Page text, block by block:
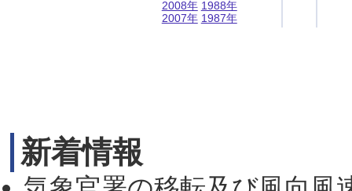
2008年
2007年
1988年
1987年
新着情報